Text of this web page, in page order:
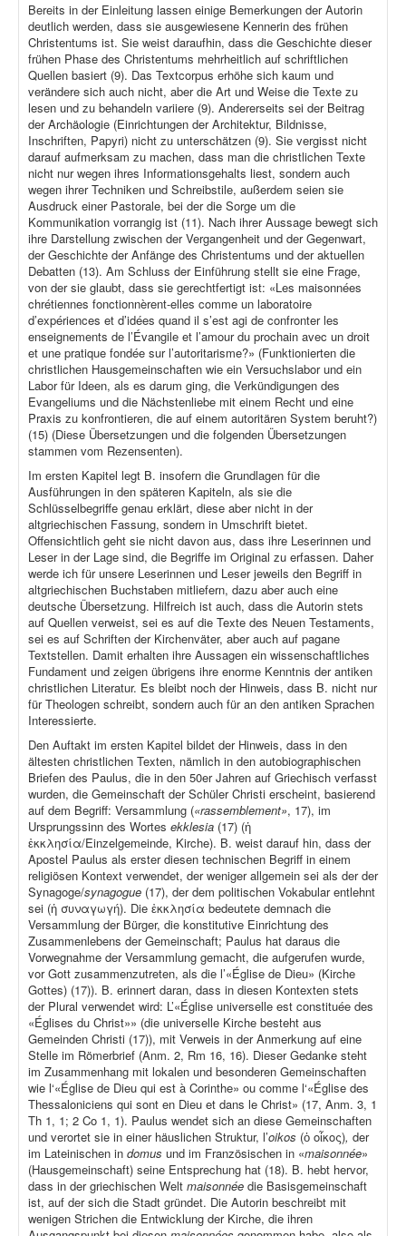
Bereits in der Einleitung lassen einige Bemerkungen der Autorin
deutlich werden, dass sie ausgewiesene Kennerin des frühen
Christentums ist. Sie weist daraufhin, dass die Geschichte dieser
frühen Phase des Christentums mehrheitlich auf schriftlichen
Quellen basiert (9). Das Textcorpus erhöhe sich kaum und
verändere sich auch nicht, aber die Art und Weise die Texte zu
lesen und zu behandeln variiere (9). Andererseits sei der Beitrag
der Archäologie (Einrichtungen der Architektur, Bildnisse,
Inschriften, Papyri) nicht zu unterschätzen (9). Sie vergisst nicht
darauf aufmerksam zu machen, dass man die christlichen Texte
nicht nur wegen ihres Informationsgehalts liest, sondern auch
wegen ihrer Techniken und Schreibstile, außerdem seien sie
Ausdruck einer Pastorale, bei der die Sorge um die
Kommunikation vorrangig ist (11). Nach ihrer Aussage bewegt sich
ihre Darstellung zwischen der Vergangenheit und der Gegenwart,
der Geschichte der Anfänge des Christentums und der aktuellen
Debatten (13). Am Schluss der Einführung stellt sie eine Frage,
von der sie glaubt, dass sie gerechtfertigt ist: «Les maisonnées
chrétiennes fonctionnèrent-elles comme un laboratoire
d’expériences et d’idées quand il s’est agi de confronter les
enseignements de l’Évangile et l’amour du prochain avec un droit
et une pratique fondée sur l’autoritarisme?» (Funktionierten die
christlichen Hausgemeinschaften wie ein Versuchslabor und ein
Labor für Ideen, als es darum ging, die Verkündigungen des
Evangeliums und die Nächstenliebe mit einem Recht und eine
Praxis zu konfrontieren, die auf einem autoritären System beruht?)
(15) (Diese Übersetzungen und die folgenden Übersetzungen
stammen vom Rezensenten).
Im ersten Kapitel legt B. insofern die Grundlagen für die
Ausführungen in den späteren Kapiteln, als sie die
Schlüsselbegriffe genau erklärt, diese aber nicht in der
altgriechischen Fassung, sondern in Umschrift bietet.
Offensichtlich geht sie nicht davon aus, dass ihre Leserinnen und
Leser in der Lage sind, die Begriffe im Original zu erfassen. Daher
werde ich für unsere Leserinnen und Leser jeweils den Begriff in
altgriechischen Buchstaben mitliefern, dazu aber auch eine
deutsche Übersetzung. Hilfreich ist auch, dass die Autorin stets
auf Quellen verweist, sei es auf die Texte des Neuen Testaments,
sei es auf Schriften der Kirchenväter, aber auch auf pagane
Textstellen. Damit erhalten ihre Aussagen ein wissenschaftliches
Fundament und zeigen übrigens ihre enorme Kenntnis der antiken
christlichen Literatur. Es bleibt noch der Hinweis, dass B. nicht nur
für Theologen schreibt, sondern auch für an den antiken Sprachen
Interessierte.
Den Auftakt im ersten Kapitel bildet der Hinweis, dass in den
ältesten christlichen Texten, nämlich in den autobiographischen
Briefen des Paulus, die in den 50er Jahren auf Griechisch verfasst
wurden, die Gemeinschaft der Schüler Christi erscheint, basierend
auf dem Begriff: Versammlung («rassemblement», 17), im
Ursprungssinn des Wortes ekklesia (17) (ἡ
ἐκκλησία/Einzelgemeinde, Kirche). B. weist darauf hin, dass der
Apostel Paulus als erster diesen technischen Begriff in einem
religiösen Kontext verwendet, der weniger allgemein sei als der der
Synagoge/synagogue (17), der dem politischen Vokabular entlehnt
sei (ἡ συναγωγή). Die ἐκκλησία bedeutete demnach die
Versammlung der Bürger, die konstitutive Einrichtung des
Zusammenlebens der Gemeinschaft; Paulus hat daraus die
Vorwegnahme der Versammlung gemacht, die aufgerufen wurde,
vor Gott zusammenzutreten, als die l’«Église de Dieu» (Kirche
Gottes) (17)). B. erinnert daran, dass in diesen Kontexten stets
der Plural verwendet wird: L’«Église universelle est constituée des
«Églises du Christ»» (die universelle Kirche besteht aus
Gemeinden Christi (17)), mit Verweis in der Anmerkung auf eine
Stelle im Römerbrief (Anm. 2, Rm 16, 16). Dieser Gedanke steht
im Zusammenhang mit lokalen und besonderen Gemeinschaften
wie l‘«Église de Dieu qui est à Corinthe» ou comme l‘«Église des
Thessaloniciens qui sont en Dieu et dans le Christ» (17, Anm. 3, 1
Th 1, 1; 2 Co 1, 1). Paulus wendet sich an diese Gemeinschaften
und verortet sie in einer häuslichen Struktur, l’oikos (ὁ οἶκος), der
im Lateinischen in domus und im Französischen in «maisonnée»
(Hausgemeinschaft) seine Entsprechung hat (18). B. hebt hervor,
dass in der griechischen Welt maisonnée die Basisgemeinschaft
ist, auf der sich die Stadt gründet. Die Autorin beschreibt mit
wenigen Strichen die Entwicklung der Kirche, die ihren